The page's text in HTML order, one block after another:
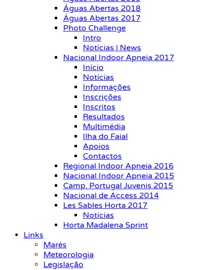
Águas Abertas 2018
Águas Abertas 2017
Photo Challenge
Intro
Notícias | News
Nacional Indoor Apneia 2017
Início
Notícias
Informações
Inscrições
Inscritos
Resultados
Multimédia
Ilha do Faial
Apoios
Contactos
Regional Indoor Apneia 2016
Nacional Indoor Apneia 2015
Camp. Portugal Juvenis 2015
Nacional de Access 2014
Les Sables Horta 2017
Notícias
Horta Madalena Sprint
Links
Marés
Meteorologia
Legislação